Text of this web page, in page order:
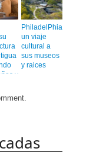
y
PhiladelPhia,
un viaje
cultural a
sus museos
y raices